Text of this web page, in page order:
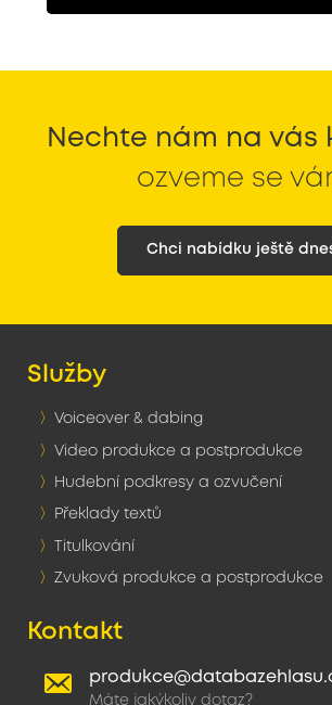
Nechte nám na vás
ozveme se
Chci nabídku ještě
Služby
Voiceover & dabing
Video produkce a postprodukce
Hudební podkresy a ozvučení
Překlady textů
Titulkování
Zvuková produkce a postprodukce
Kontakt
Máte jakýkoliv dotaz?